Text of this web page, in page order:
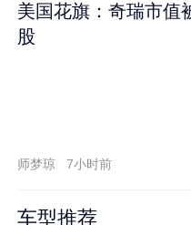
美国花旗：奇瑞市值
股
师梦琼 7小时前
车型推荐